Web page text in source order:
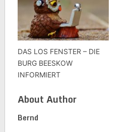
DAS LOS FENSTER – DIE
BURG BEESKOW
INFORMIERT
About Author
Bernd